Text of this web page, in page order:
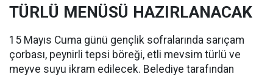
TÜRLÜ MENÜSÜ HAZIRLANACAK
15 Mayıs Cuma günü gençlik sofralarında sarıçam
çorbası, peynirli tepsi böreği, etli mevsim türlü ve
meyve suyu ikram edilecek. Belediye tarafından